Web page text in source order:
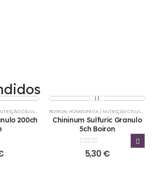
CELULAR
200ch
BOIRON, HOMEOPATIA / NUTRIÇÃO CELULAR
Chininum Sulfuric Granulo
5ch Boiron
out of 5
5,30 €